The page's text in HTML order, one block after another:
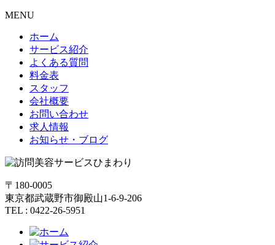
MENU
ホーム
サービス紹介
よくある質問
料金表
スタッフ
会社概要
お問い合わせ
求人情報
お知らせ・ブログ
〒180-0005
東京都武蔵野市御殿山1-6-9-206
TEL : 0422-26-5951